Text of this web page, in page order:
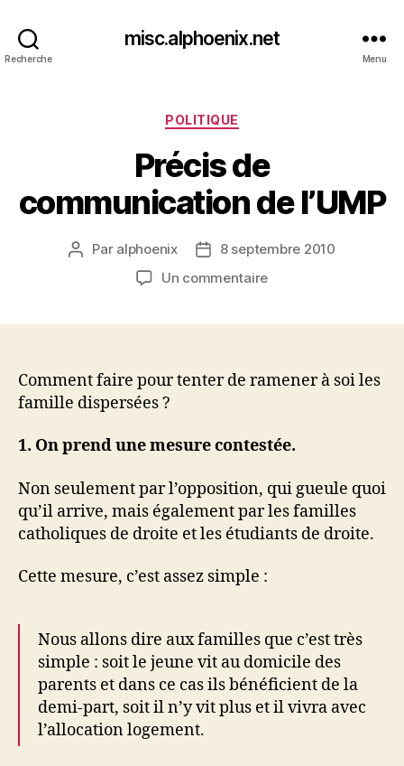
Recherche
misc.alphoenix.net
Menu
Catégories
POLITIQUE
Précis de
communication de l’UMP
Auteur
Par alphoenix
Date8 septembre 2010
Un commentairesur
l’UMP
Comment faire pour tenter de ramener à soi les
famille dispersées ?
1. On prend une mesure contestée.
Non seulement par l’opposition, qui gueule quoi
qu’il arrive, mais également par les familles
catholiques de droite et les étudiants de droite.
Cette mesure, c’est assez simple :
Nous allons dire aux familles que c’est très
simple : soit le jeune vit au domicile des
parents et dans ce cas ils bénéficient de la
demi-part, soit il n’y vit plus et il vivra avec
l’allocation logement.